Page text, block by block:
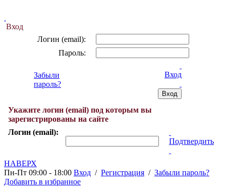
Вход
Логин (email):
Пароль:
Забыли
пароль?
Вход
Укажите логин (email) под которым вы
зарегистрированы на сайте
Логин (email):
Подтвердить
НАВЕРХ
Пн-Пт 09:00 - 18:00 Вход / Регистрация / Забыли пароль?
Добавить в избранное